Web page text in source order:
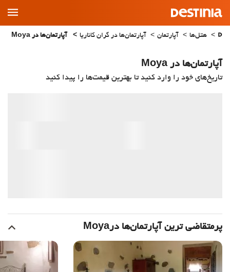
Main
Menu
هتل‌ها آپارتمان آپارتمان‌ها در گران کاناریا آپارتمان‌ها در Moya
آپارتمان‌ها در Moya
تاریخ‌های خود را وارد کنید تا بهترین قیمت‌ها را پیدا کنید
پرمتقاضی ترین آپارتمان‌‌ها درMoya